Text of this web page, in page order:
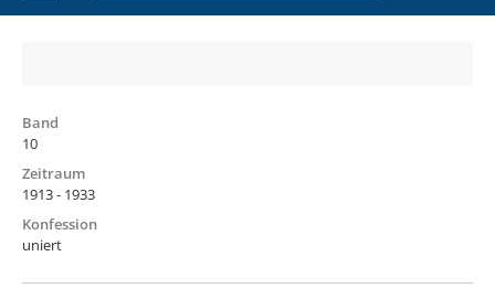
Band
10
Zeitraum
1913 - 1933
Konfession
uniert